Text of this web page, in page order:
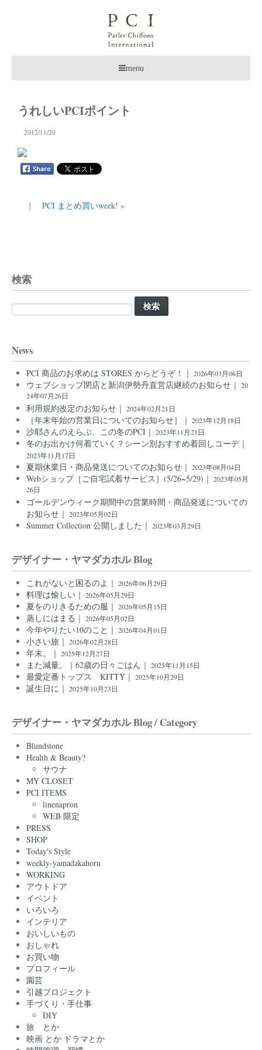
menu
うれしいPCIポイント
2012/11/20
｜ PCI まとめ買いweek! »
検索
検
索:
News
PCI 商品のお求めは STORES からどうぞ！｜ 2026年03月06日
ウェブショップ閉店と新潟伊勢丹直営店継続のお知らせ｜ 20
24年07月26日
利用規約改定のお知らせ｜ 2024年02月21日
［年末年始の営業日についてのお知らせ］｜ 2023年12月18日
沙耶さんのえらぶ、この冬のPCI｜ 2023年11月21日
冬のお出かけ何着ていく？シーン別おすすめ着回しコーデ｜
2023年11月17日
夏期休業日・商品発送についてのお知らせ｜ 2023年08月04日
Webショップ［ご自宅試着サービス］(5/26~5/29)｜ 2023年05月
26日
ゴールデンウィーク期間中の営業時間・商品発送についての
お知らせ｜ 2023年05月02日
Summer Collection 公開しました｜ 2023年03月29日
デザイナー・ヤマダカホル Blog
これがないと困るのよ｜ 2026年06月29日
料理は愉しい｜ 2026年05月29日
夏をのりきるための服｜ 2026年05月15日
蒸しにはまる｜ 2026年05月02日
今年やりたい10のこと｜ 2026年04月01日
小さい旅｜ 2026年02月28日
年末。｜ 2025年12月27日
また減量。｜62歳の日々ごはん｜ 2025年11月15日
最愛定番トップス KITTY｜ 2025年10月29日
誕生日に｜ 2025年10月23日
デザイナー・ヤマダカホル Blog / Category
Blundstone
Health & Beauty?
サウナ
MY CLOSET
PCI ITEMS
linenapron
WEB 限定
PRESS
SHOP
Today's Style
weekly-yamadakahoru
WORKING
アウトドア
イベント
いろいろ
インテリア
おいしいもの
おしゃれ
お買い物
プロフィール
園芸
引越プロジェクト
手づくり・手仕事
DIY
旅 とか
映画 とか ドラマとか